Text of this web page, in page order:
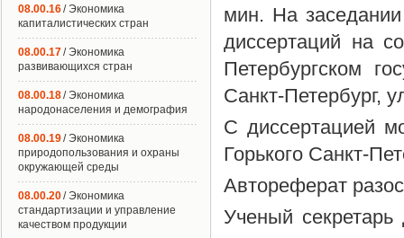
мин. На
диссертаций на
Петербургском
Санкт-Петербург,
С диссертацией
Горького Санкт-
Автореферат
Ученый секретарь
08.00.16/ Экономика
капиталистических стран
08.00.17/ Экономика
развивающихся стран
08.00.18/ Экономика
народонаселения и демография
08.00.19/ Экономика
природопользования и охраны
окружающей среды
08.00.20/ Экономика
стандартизации и управление
качеством продукции